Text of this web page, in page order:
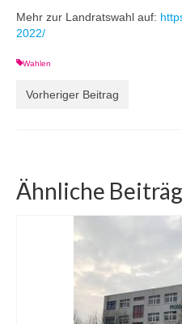
Mehr zur Landratswahl auf:
2022/
Wahlen
Vorheriger Beitrag
Ähnliche